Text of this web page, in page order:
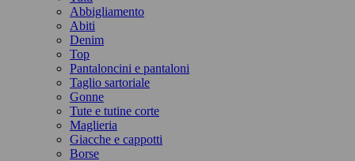
Abbigliamento
Abiti
Denim
Top
Pantaloncini e pantaloni
Taglio sartoriale
Gonne
Tute e tutine corte
Maglieria
Giacche e cappotti
Borse